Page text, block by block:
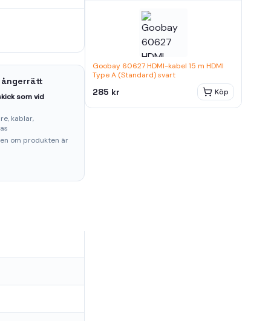
som vid
kablar,
om produkten är
Goobay 60627 HDMI-kabel 15 m HDMI
Type A (Standard) svart
285 kr Köp